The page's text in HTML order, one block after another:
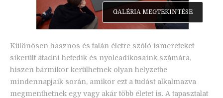
GALÉRIA MEGTEKINTÉSE
Különösen hasznos és talán életre szóló ismereteket
sikerült átadni hetedik és nyolcadikosaink számára,
hiszen bármikor kerülhetnek olyan helyzetbe
mindennapjaik során, amikor ezt a tudást alkalmazva
megmenthetnek egy vagy akár több életet is. A tapasztalat